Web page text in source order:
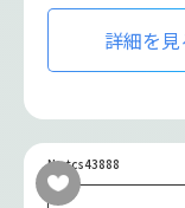
詳細を見
No.tcs43888